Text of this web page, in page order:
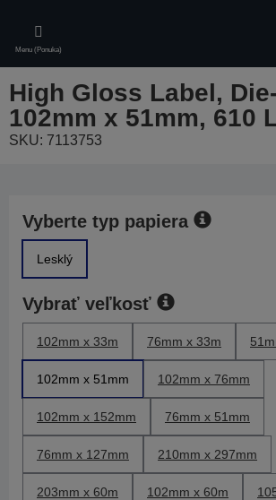
main
content
Menu (Ponuka)
High Gloss Label,
102mm x 51mm, 610
SKU: 7113753
Vyberte typ papiera
Lesklý
Vybrať veľkosť
102mm x 33m 76mm x 33m
102mm x 51mm 102mm x 76mm
102mm x 152mm 76mm x 51mm
76mm x 127mm 210mm x 297mm
203mm x 60m 102mm x 60m